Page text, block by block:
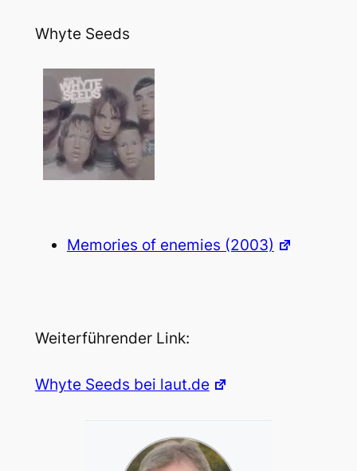
Whyte Seeds
Memories of enemies (2003)
Weiterführender Link:
Whyte Seeds bei laut.de